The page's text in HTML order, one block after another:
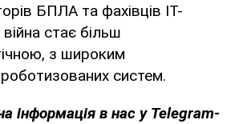
БПЛА та фахівців ІТ-
стає більш
з широким
систем.
інформація в нас у Telegram-